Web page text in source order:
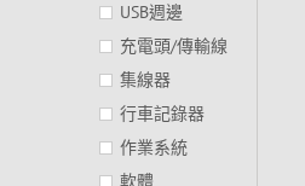
USB週邊
充電頭/傳輸線
集線器
行車記錄器
作業系統
軟體